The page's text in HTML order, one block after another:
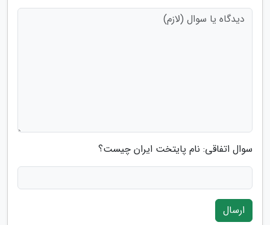
سوال اتفاقی: نام پایتخت ایران چیست؟
ارسال